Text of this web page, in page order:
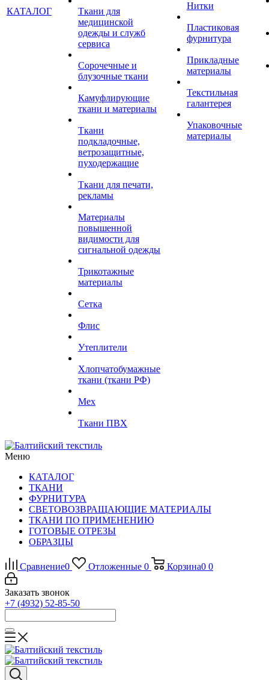
КАТАЛОГ
Ткани для
медицинской
одежды и служб
сервиса
Сорочечные и
блузочные ткани
Камуфлирующие
ткани и материалы
Ткани
подкладочные,
ветрозащитные,
пуходержащие
Ткани для печати,
рекламы
Материалы
повышенной
видимости для
сигнальной одежды
Трикотажные
материалы
Сетка
Флис
Утеплители
Хлопчатобумажные
ткани (ткани РФ)
Мех
Ткани ПВХ
Нитки
Пластиковая
фурнитура
Прикладные
материалы
Текстильная
галантерея
Упаковочные
материалы
Меню
КАТАЛОГ
ТКАНИ
ФУРНИТУРА
СВЕТОВОЗВРАЩАЮЩИЕ МАТЕРИАЛЫ
ТКАНИ ПО ПРИМЕНЕНИЮ
ГОТОВЫЕ ОТРЕЗЫ
ОБРАЗЦЫ
Сравнение0 Отложенные 0 Корзина0 0
Заказать звонок
+7 (4932) 52-85-50